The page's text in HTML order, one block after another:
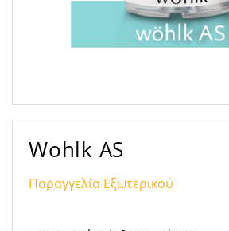
Wohlk AS
Παραγγελία Εξωτερικού